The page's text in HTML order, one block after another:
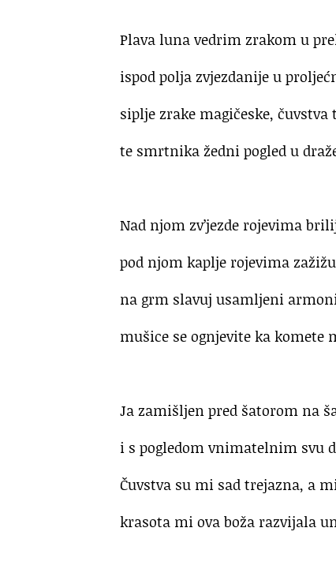
Plava luna vedrim zrakom u
ispod polja zvjezdanije u
siplje zrake magičeske, čuvstva
te smrtnika žedni pogled u
Nad njom zv’jezde rojevima
pod njom kaplje rojevima
na grm slavuj usamljeni
mušice se ognjevite ka komete
Ja zamišljen pred šatorom na
i s pogledom vnimatelnim svu
Čuvstva su mi sad trejazna, a
krasota mi ova boža razvijala